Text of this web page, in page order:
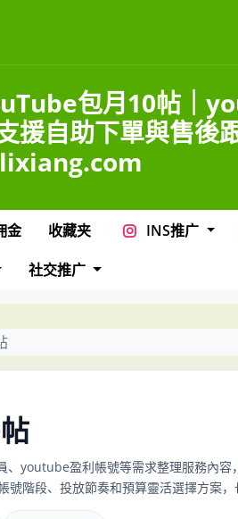
包月10帖｜
援自助下單與售後跟
金 收藏夹 INS推广
社交推广
youtube盈利帳號等需求整理服務內容
階段、投放節奏和預算靈活選擇方案